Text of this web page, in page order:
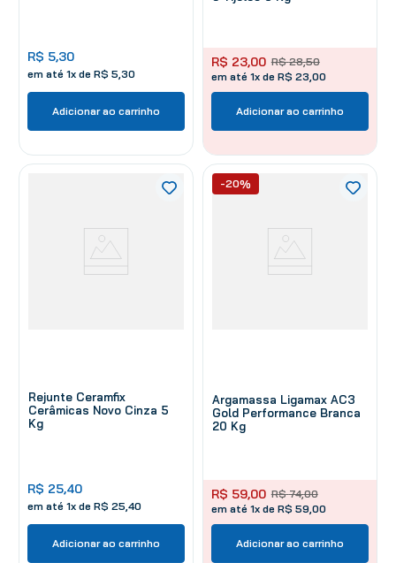
R$ 5,30
em até 1x de R$ 5 30
Adicionar ao carrinho
R$ 28,50
R$ 23,00
em até 1x de R$ 23,00
Adicionar ao carrinho
Rejunte Ceramfix
Cerâmicas Novo Cinza 5
Kg
R$ 25,40
em até 1x de R$ 25 40
Adicionar ao carrinho
Argamassa Ligamax AC3
Gold Performance Branca
20 Kg
R$ 74,00
R$ 59,00
em até 1x de R$ 59,00
-20%
Adicionar ao carrinho